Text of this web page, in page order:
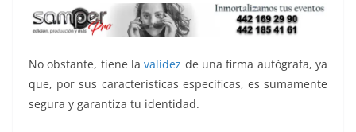
No obstante, tiene lavalidez de una firma autógrafa, ya
que, por sus características específicas, es sumamente
segura y garantiza tu identidad.